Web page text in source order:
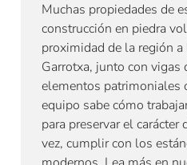
Muchas propiedades de
construcción en piedra
proximidad de la región
Garrotxa, junto con vigas
elementos patrimoniales
equipo sabe cómo
para preservar el carácter
vez, cumplir con los